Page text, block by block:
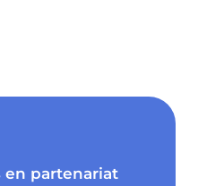
en partenariat